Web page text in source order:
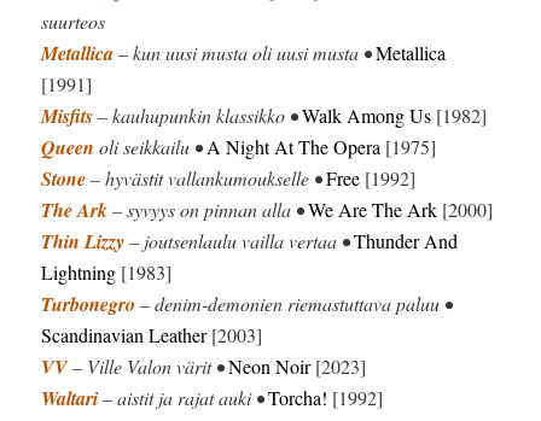
suurteos
Metallica– kun uusi musta oli uusi musta •Metallica
[1991]
Misfits– kauhupunkin klassikko •Walk Among Us [1982]
Queen oli seikkailu •A Night At The Opera [1975]
Stone– hyvästit vallankumoukselle •Free [1992]
The Ark– syvyys on pinnan alla •We Are The Ark [2000]
Thin Lizzy– joutsenlaulu vailla vertaa •Thunder And
Lightning [1983]
Turbonegro – denim-demonien riemastuttava paluu •
Scandinavian Leather[2003]
VV– Ville Valon värit •Neon Noir[2023]
Waltari– aistit ja rajat auki •Torcha! [1992]